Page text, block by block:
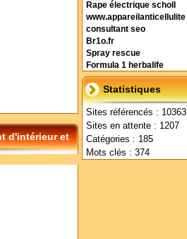
Rape électrique scholl
www.appareilanticellulite
consultant seo
Br1o.fr
Spray rescue
Formula 1 herbalife
Statistiques
Sites référencés : 10363
Sites en attente : 1207
Catégories : 185
Mots clés : 374
d'intérieur et